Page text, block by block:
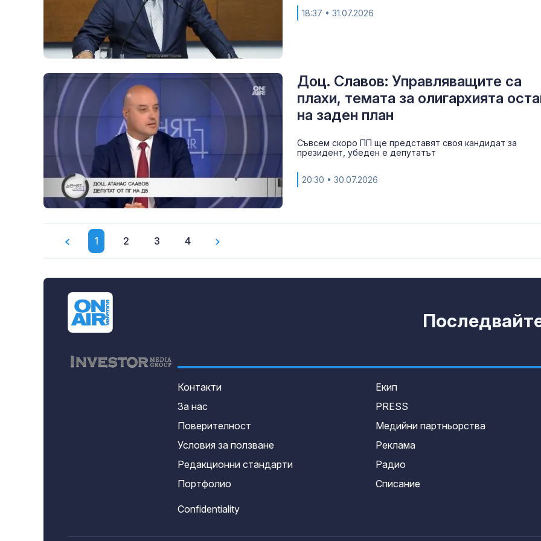
18:37 • 31.07.2026
Доц. Славов: Управляващите са
плахи, темата за олигархията
на заден план
Съвсем скоро ПП ще представят своя кандидат за
президент, убеден е депутатът
20:30 • 30.07.2026
1 2 3 4
Контакти
За нас
Поверителност
Условия за ползване
Редакционни стандарти
Портфолио
Екип
PRESS
Медийни партньорства
Реклама
Радио
Списание
Confidentiality